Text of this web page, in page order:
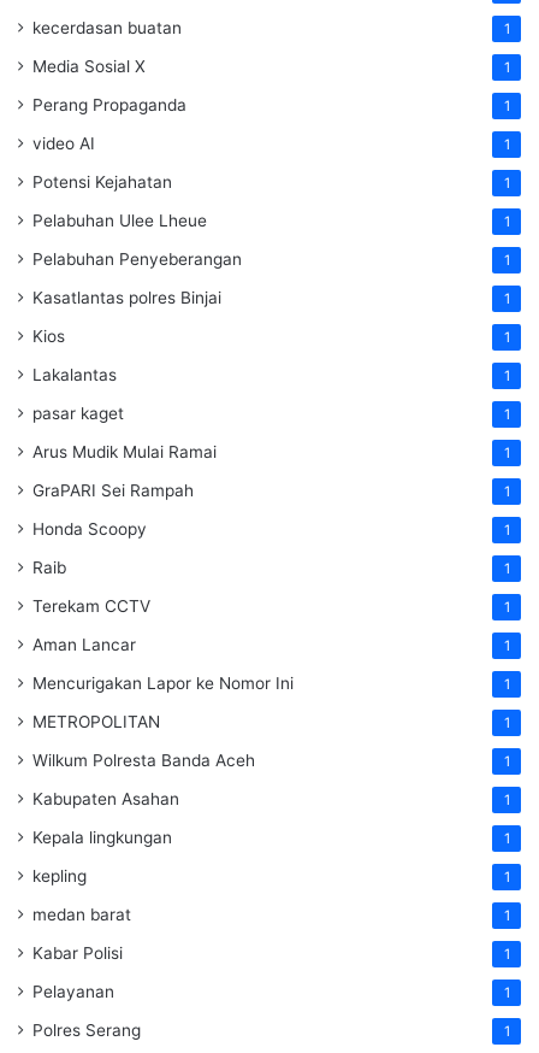
kecerdasan buatan 1
Media Sosial X 1
Perang Propaganda 1
video AI 1
Potensi Kejahatan 1
Pelabuhan Ulee Lheue 1
Pelabuhan Penyeberangan 1
Kasatlantas polres Binjai 1
Kios 1
Lakalantas 1
pasar kaget 1
Arus Mudik Mulai Ramai 1
GraPARI Sei Rampah 1
Honda Scoopy 1
Raib 1
Terekam CCTV 1
Aman Lancar 1
Mencurigakan Lapor ke Nomor Ini 1
METROPOLITAN 1
Wilkum Polresta Banda Aceh 1
Kabupaten Asahan 1
Kepala lingkungan 1
kepling 1
medan barat 1
Kabar Polisi 1
Pelayanan 1
Polres Serang 1